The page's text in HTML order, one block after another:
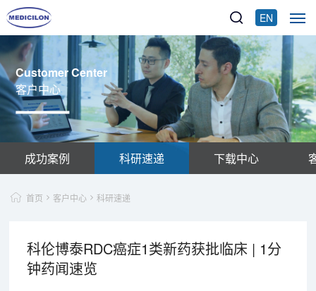
EN
Customer Center
客户中心
成功案例 科研速递 下载中心
首页 客户中心 科研速递
科伦博泰RDC癌症1类新药获批临床 | 1分
钟药闻速览